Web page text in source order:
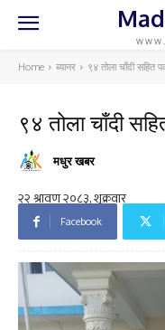
Home ब्यानर ९४ तोला चाँदी सहित
९४ तोला चाँदी
मधुर खबर
Facebook